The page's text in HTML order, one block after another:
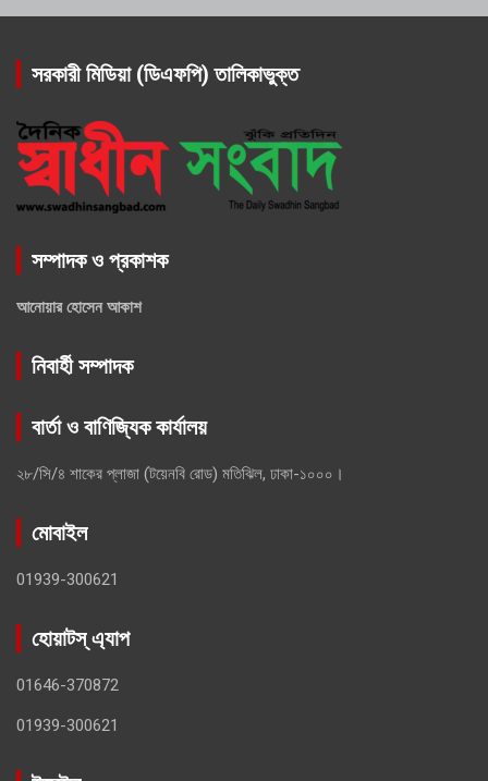
সরকারী মিডিয়া (ডিএফপি) তালিকাভুক্ত
সম্পাদক ও প্রকাশক
আনোয়ার হোসেন আকাশ
নিবার্হী সম্পাদক
বার্তা ও বাণিজ্যিক কার্যালয়
২৮/সি/৪ শাকের প্লাজা (টয়েনবি রোড) মতিঝিল, ঢাকা-১০০০।
মোবাইল
01939-300621
হোয়াটস্ এ্যাপ
01646-370872
01939-300621